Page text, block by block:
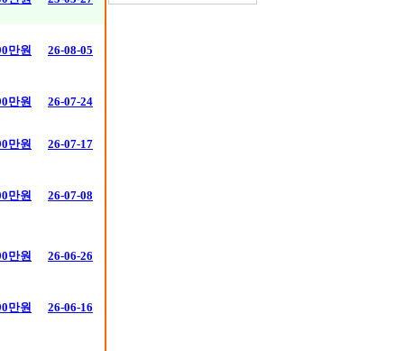
만원 26-08-05
만원 26-07-24
만원 26-07-17
만원 26-07-08
만원 26-06-26
만원 26-06-16